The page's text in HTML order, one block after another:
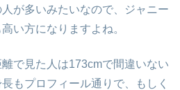
が多いみたいなので、ジャニー
い方になりますよね。
で見た人は173cmで間違いない
もプロフィール通りで、もしく